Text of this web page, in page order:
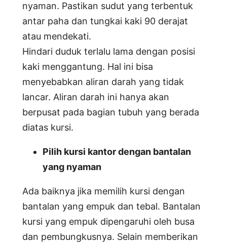
nyaman. Pastikan sudut yang terbentuk
antar paha dan tungkai kaki 90 derajat
atau mendekati.
Hindari duduk terlalu lama dengan posisi
kaki menggantung. Hal ini bisa
menyebabkan aliran darah yang tidak
lancar. Aliran darah ini hanya akan
berpusat pada bagian tubuh yang berada
diatas kursi.
Pilih kursi kantor dengan bantalan
yang nyaman
Ada baiknya jika memilih kursi dengan
bantalan yang empuk dan tebal. Bantalan
kursi yang empuk dipengaruhi oleh busa
dan pembungkusnya. Selain memberikan